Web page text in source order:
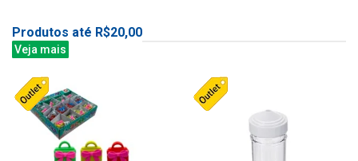
Produtos até R$20,00
Veja mais